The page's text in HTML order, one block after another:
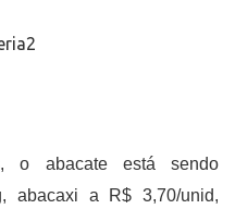
o abacate está sendo
abacaxi a R$ 3,70/unid,